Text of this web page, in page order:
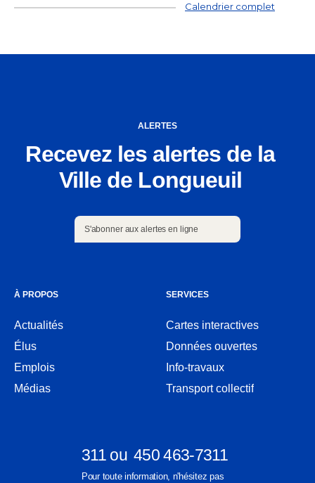
Calendrier complet
ALERTES
Recevez les alertes de la
Ville de Longueuil
S'abonner aux alertes en ligne
À PROPOS
Actualités
Élus
Emplois
Médias
SERVICES
Cartes interactives
Ouvre
dans
une
nouvelle
Données ouvertes
Ouvre
dans
une
Info-travaux
Transport collectif
311Ouvre
dans
ou 450 463-7311
Ouvre
dans
Pour toute information, n'hésitez pas